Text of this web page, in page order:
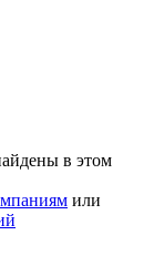
в этом
или